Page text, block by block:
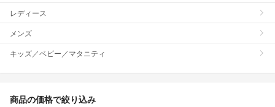
レディース
メンズ
キッズ／ベビー／マタニティ
商品の価格で絞り込み